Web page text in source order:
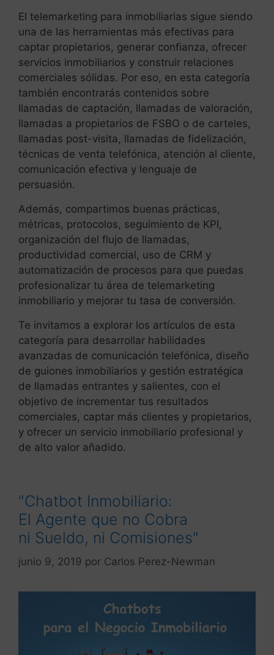
El telemarketing para inmobiliarias sigue siendo
una de las herramientas más efectivas para
captar propietarios, generar confianza, ofrecer
servicios inmobiliarios y construir relaciones
comerciales sólidas. Por eso, en esta categoría
también encontrarás contenidos sobre
llamadas de captación, llamadas de valoración,
llamadas a propietarios de FSBO o de carteles,
llamadas post-visita, llamadas de fidelización,
técnicas de venta telefónica, atención al cliente,
comunicación efectiva y lenguaje de
persuasión.
Además, compartimos buenas prácticas,
métricas, protocolos, seguimiento de KPI,
organización del flujo de llamadas,
productividad comercial, uso de CRM y
automatización de procesos para que puedas
profesionalizar tu área de telemarketing
inmobiliario y mejorar tu tasa de conversión.
Te invitamos a explorar los artículos de esta
categoría para desarrollar habilidades
avanzadas de comunicación telefónica, diseño
de guiones inmobiliarios y gestión estratégica
de llamadas entrantes y salientes, con el
objetivo de incrementar tus resultados
comerciales, captar más clientes y propietarios,
y ofrecer un servicio inmobiliario profesional y
de alto valor añadido.
"Chatbot Inmobiliario:
El Agente que no Cobra
ni Sueldo, ni Comisiones"
junio 9, 2019 por Carlos Perez-Newman